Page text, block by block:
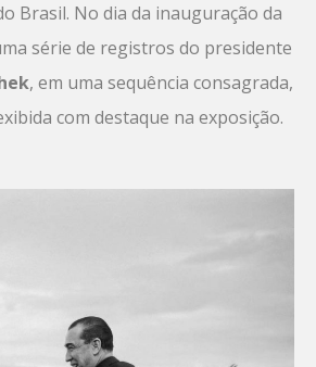
Brasil. No dia da inauguração da
série de registros do presidente
, em uma sequência consagrada,
com destaque na exposição.